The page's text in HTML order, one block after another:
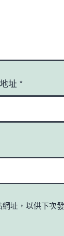
址 *
址，以供下次